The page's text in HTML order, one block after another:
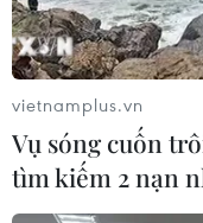
vietnamplus.vn
Vụ sóng cuốn
tìm kiếm 2 nạn